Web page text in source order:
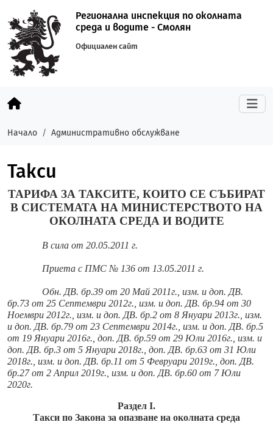
Регионална инспекция по околната
среда и водите - Смолян
Официален сайт
Начало Административно обслужване
Такси
ТАРИФА ЗА ТАКСИТЕ, КОИТО СЕ СЪБИРАТ
В СИСТЕМАТА НА МИНИСТЕРСТВОТО НА
ОКОЛНАТА СРЕДА И ВОДИТЕ
В сила от 20.05.2011 г.
Приета с ПМС № 136 от 13.05.2011 г.
Обн. ДВ. бр.39 от 20 Май 2011г., изм. и доп. ДВ.
бр.73 от 25 Септември 2012г., изм. и доп. ДВ. бр.94 от 30
Ноември 2012г., изм. и доп. ДВ. бр.2 от 8 Януари 2013г., изм.
и доп. ДВ. бр.79 от 23 Септември 2014г., изм. и доп. ДВ. бр.5
от 19 Януари 2016г., доп. ДВ. бр.59 от 29 Юли 2016г., изм. и
доп. ДВ. бр.3 от 5 Януари 2018г., доп. ДВ. бр.63 от 31 Юли
2018г., изм. и доп. ДВ. бр.11 от 5 Февруари 2019г., доп. ДВ.
бр.27 от 2 Април 2019г., изм. и доп. ДВ. бр.60 от 7 Юли
2020г.
Раздел I.
Такси по Закона за опазване на околната среда